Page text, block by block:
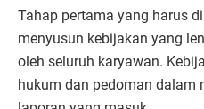
Tahap pertama yang harus
menyusun kebijakan yang
oleh seluruh karyawan.
hukum dan pedoman dalam